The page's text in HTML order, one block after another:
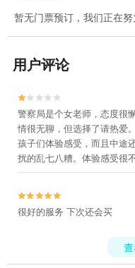
暂无门票预订，我们正在
用户评论


警察局是个女老师，态度很
情很无聊，但选择了请热爱
孩子们体验感受，而且中途
扰的乱七八糟。体验感受很


很好的服务 下次还会买